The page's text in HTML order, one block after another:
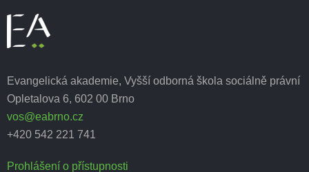
Evangelická akademie, Vyšší odborná škola sociálně právní
Opletalova 6, 602 00 Brno
vos@eabrno.cz
+420 542 221 741
Prohlášení o přístupnosti